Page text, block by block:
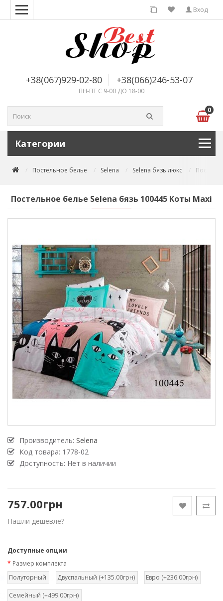
Вход
+38(067)929-02-80 +38(066)246-53-07
ПН-ПТ С 9-00 ДО 18-00
0
Категории
Постельное белье Selena Selena бязь люкс
Постельное белье Selena бязь 100445 Коты Maxi
Производитель: Selena
Код товара: 1778-02
Доступность: Нет в наличии
757.00грн
Нашли дешевле?
Доступные опции
Размер комплекта
Полуторный
Двуспальный (+135.00грн) Евро (+236.00грн)
Семейный (+499.00грн)